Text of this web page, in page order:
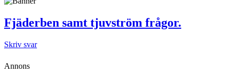
Fjäderben samt tjuvström frågor.
Skriv svar
Annons